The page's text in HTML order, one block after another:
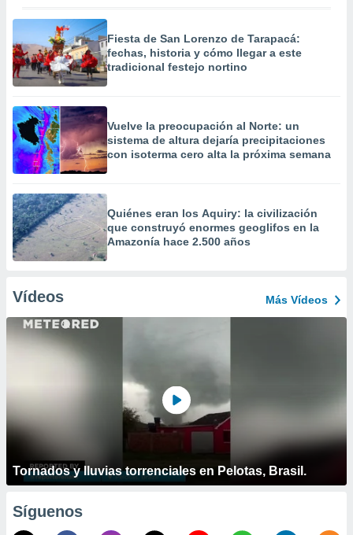
Fiesta de San Lorenzo de Tarapacá:
fechas, historia y cómo llegar a este
tradicional festejo nortino
Vuelve la preocupación al Norte: un
sistema de altura dejaría precipitaciones
con isoterma cero alta la próxima semana
Quiénes eran los Aquiry: la civilización
que construyó enormes geoglifos en la
Amazonía hace 2.500 años
Vídeos Más Vídeos
Tornados y lluvias torrenciales en Pelotas, Brasil.
Síguenos